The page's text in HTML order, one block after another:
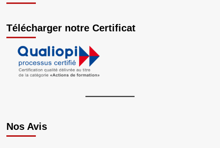
Télécharger notre Certificat
Nos Avis